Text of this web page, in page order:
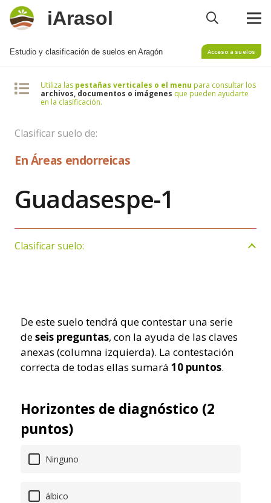
iArasol
Estudio y clasificación de suelos en Aragón Acceso a suelos
Utiliza las pestañas verticales o el menu para consultar los
archivos, documentos o imágenes que pueden ayudarte
en la clasificación.
Clasificar suelo de:
En Áreas endorreicas
Guadasespe-1
Clasificar suelo:
De este suelo tendrá que contestar una serie
deseis preguntas, con la ayuda de las claves
anexas (columna izquierda). La contestación
correcta de todas ellas sumará 10 puntos.
Horizontes de diagnóstico (2
puntos)
Ninguno
álbico